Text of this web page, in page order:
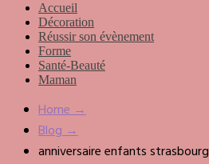
Accueil
Décoration
Réussir son évènement
Forme
Santé-Beauté
Maman
Home→
Blog→
anniversaire enfants strasbourg